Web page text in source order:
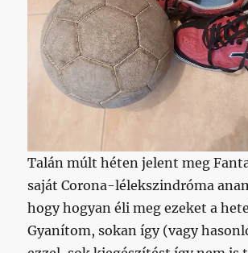
Talán múlt héten jelent meg
saját Corona-lélekszindróma
hogy hogyan éli meg ezeket a
Gyanítom, sokan így (vagy